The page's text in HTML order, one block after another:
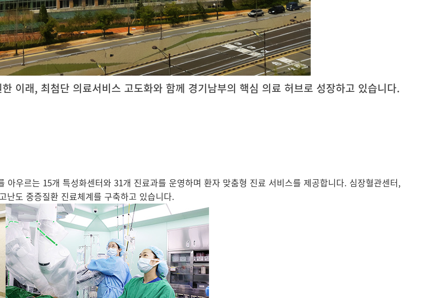
이래, 최첨단 의료서비스 고도화와 함께 경기남부의 핵심 의료 허브로 성장하고 있습니다.
아우르는 15개 특성화센터와 31개 진료과를 운영하며 환자 맞춤형 진료 서비스를 제공합니다. 심장혈관센터,
난도 중증질환 진료체계를 구축하고 있습니다.